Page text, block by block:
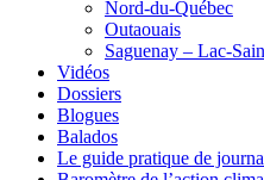
Nord-du-Québec
Outaouais
Saguenay – Lac-
Vidéos
Dossiers
Blogues
Balados
Le guide pratique de